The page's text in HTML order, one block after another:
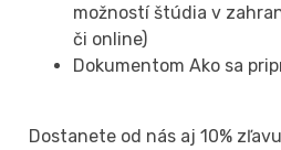
možností štúdia v
či online)
Dokumentom Ako sa
Dostanete od nás aj 10%